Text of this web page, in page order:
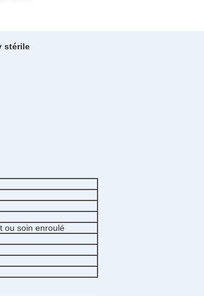
stérile
ou soin enroulé